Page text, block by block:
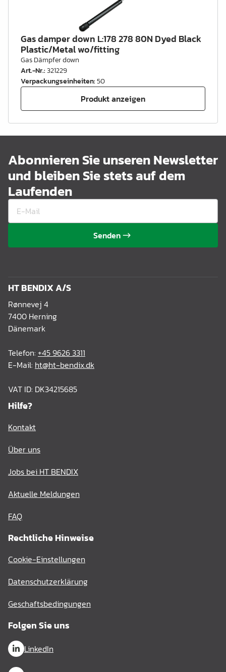
Gas damper down L:178 278 80N Dyed Black
Plastic/Metal wo/fitting
Gas Dämpfer down
Art.-Nr.:321229
Verpackungseinheiten:50
Produkt anzeigen
Abonnieren Sie unseren Newsletter
und bleiben Sie stets auf dem
Laufenden
Senden
HT BENDIX A/S
Rønnevej 4
7400 Herning
Dänemark
Telefon: +45 9626 3311
E-Mail: ht@ht-bendix.dk
VAT ID: DK34215685
Hilfe?
Kontakt
Über uns
Jobs bei HT BENDIX
Aktuelle Meldungen
FAQ
Rechtliche Hinweise
Cookie-Einstellungen
Datenschutzerklärung
Geschaftsbedingungen
Folgen Sie uns
LinkedIn